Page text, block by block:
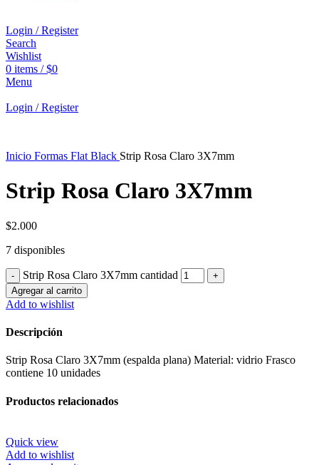
Login / Register
Search
Wishlist
0 items / $0
Menu
Login / Register
Inicio Formas Flat Black Strip Rosa Claro 3X7mm
Strip Rosa Claro 3X7mm
$2.000
7 disponibles
Strip Rosa Claro 3X7mm cantidad
Agregar al carrito
Add to wishlist
Descripción
Strip Rosa Claro 3X7mm (espalda plana) Material: vidrio Frasco
contiene 10 unidades
Productos relacionados
Quick view
Add to wishlist